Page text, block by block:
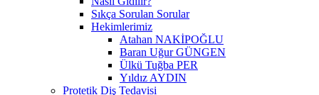
Sıkça Sorulan Sorular
Hekimlerimiz
Atahan NAKİPOĞLU
Baran Uğur GÜNGEN
Ülkü Tuğba PER
Yıldız AYDIN
Protetik Diş Tedavisi